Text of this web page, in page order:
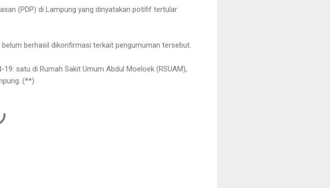
(PDP) di Lampung yang dinyatakan potifif tertular
berhasil dikonfirmasi terkait pengumuman tersebut.
satu di Rumah Sakit Umum Abdul Moeloek (RSUAM),
(**)